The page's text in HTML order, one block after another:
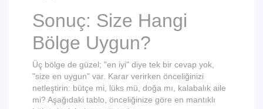
Sonuç: Size Hangi
Bölge Uygun?
Üç bölge de güzel; "en iyi" diye tek bir cevap yok,
"size en uygun" var. Karar verirken önceliğinizi
netleştirin: bütçe mi, lüks mü, doğa mı, kalabalık aile
mi? Aşağıdaki tablo, önceliğinize göre en mantıklı